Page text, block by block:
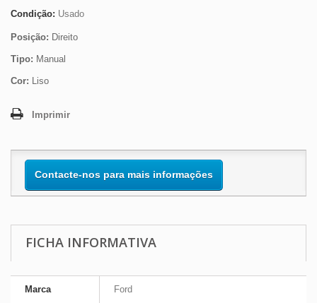
Condição: Usado
Posição: Direito
Tipo: Manual
Cor: Liso
Imprimir
Contacte-nos para mais informações
FICHA INFORMATIVA
Marca Ford